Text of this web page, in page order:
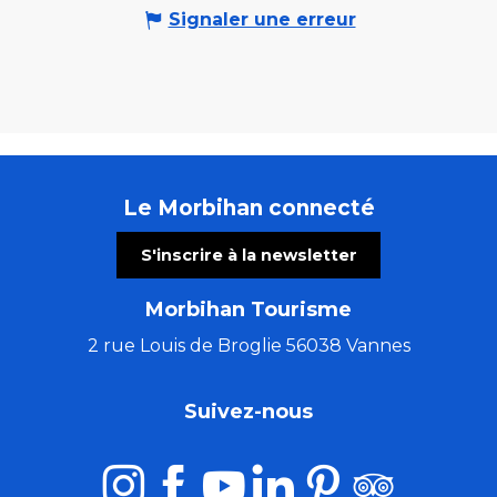
Signaler une erreur
Le Morbihan connecté
S'inscrire à la newsletter
Morbihan Tourisme
2 rue Louis de Broglie 56038 Vannes
Suivez-nous